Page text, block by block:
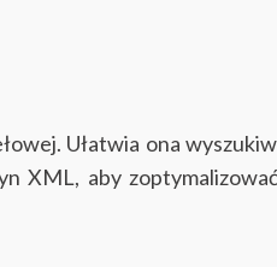
Ułatwia ona
XML, aby